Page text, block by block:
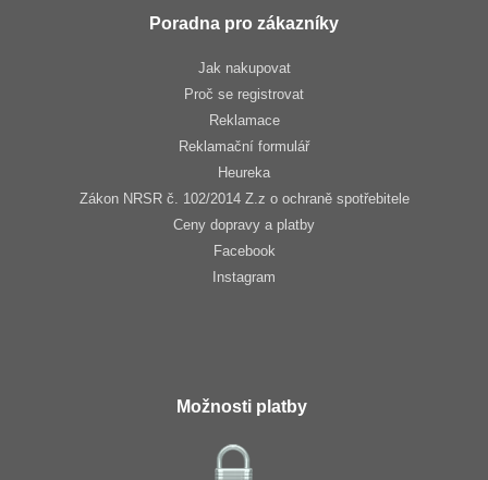
Poradna pro zákazníky
Jak nakupovat
Proč se registrovat
Reklamace
Reklamační formulář
Heureka
Zákon NRSR č. 102/2014 Z.z o ochraně spotřebitele
Ceny dopravy a platby
Facebook
Instagram
Možnosti platby